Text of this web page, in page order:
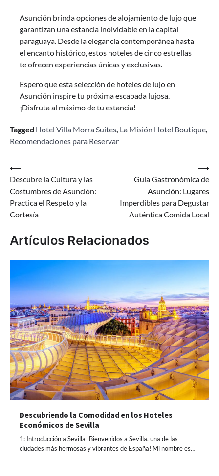
Asunción brinda opciones de alojamiento de lujo que
garantizan una estancia inolvidable en la capital
paraguaya. Desde la elegancia contemporánea hasta
el encanto histórico, estos hoteles de cinco estrellas
te ofrecen experiencias únicas y exclusivas.
Espero que esta selección de hoteles de lujo en
Asunción inspire tu próxima escapada lujosa.
¡Disfruta al máximo de tu estancia!
Tagged Hotel Villa Morra Suites, La Misión Hotel Boutique,
Recomendaciones para Reservar
Navegación
de
entradas
⟵
Descubre la Cultura y las
Costumbres de Asunción:
Practica el Respeto y la
Cortesía
Guía Gastronómica de
Asunción: Lugares
Imperdibles para Degustar
Auténtica Comida Local
⟶
Artículos Relacionados
Descubriendo la Comodidad en los Hoteles
Económicos de Sevilla
1: Introducción a Sevilla ¡Bienvenidos a Sevilla, una de las
ciudades más hermosas y vibrantes de España! Mi nombre es…